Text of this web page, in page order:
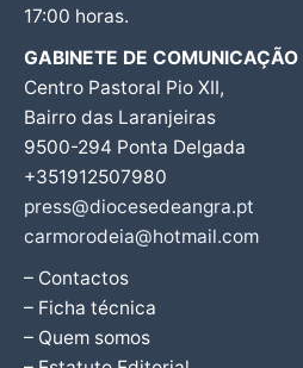
17:00 horas.
GABINETE DE COMUNICAÇÃO
Centro Pastoral Pio XII,
Bairro das Laranjeiras
9500-294 Ponta Delgada
+351912507980
press@diocesedeangra.pt
carmorodeia@hotmail.com
– Contactos
– Ficha técnica
– Quem somos